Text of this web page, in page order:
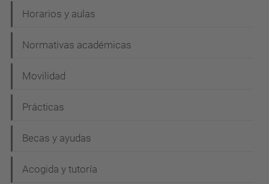
Horarios y aulas
Normativas académicas
Movilidad
Prácticas
Becas y ayudas
Acogida y tutoría